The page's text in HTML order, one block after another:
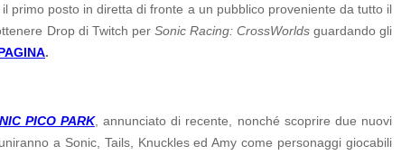
primo posto in diretta di fronte a un pubblico proveniente da tutto il
Drop di Twitch per Sonic Racing: CrossWorldsguardando gli
.
PICO PARK, annunciato di recente, nonché scoprire due nuovi
a Sonic, Tails, Knuckles ed Amy come personaggi giocabili